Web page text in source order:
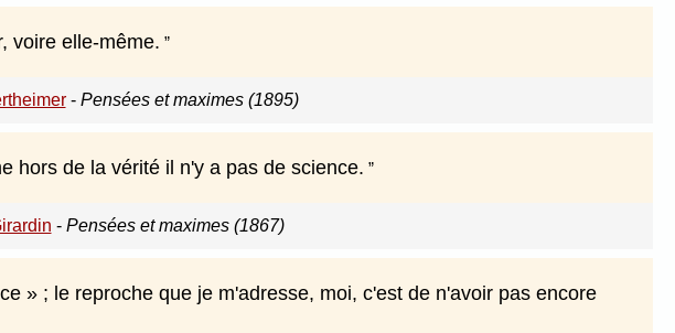
voire elle-même.
- Pensées et maximes (1895)
hors de la vérité il n'y a pas de science.
- Pensées et maximes (1867)
» ; le reproche que je m'adresse, moi, c'est de n'avoir pas encore